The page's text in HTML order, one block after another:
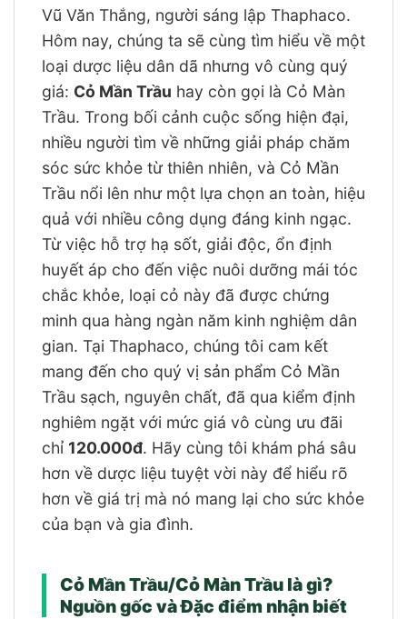
Vũ Văn Thắng, người sáng lập Thaphaco.
Hôm nay, chúng ta sẽ cùng tìm hiểu về một
loại dược liệu dân dã nhưng vô cùng quý
giá: Cỏ Mần Trầu hay còn gọi là Cỏ Màn
Trầu. Trong bối cảnh cuộc sống hiện đại,
nhiều người tìm về những giải pháp chăm
sóc sức khỏe từ thiên nhiên, và Cỏ Mần
Trầu nổi lên như một lựa chọn an toàn, hiệu
quả với nhiều công dụng đáng kinh ngạc.
Từ việc hỗ trợ hạ sốt, giải độc, ổn định
huyết áp cho đến việc nuôi dưỡng mái tóc
chắc khỏe, loại cỏ này đã được chứng
minh qua hàng ngàn năm kinh nghiệm dân
gian. Tại Thaphaco, chúng tôi cam kết
mang đến cho quý vị sản phẩm Cỏ Mần
Trầu sạch, nguyên chất, đã qua kiểm định
nghiêm ngặt với mức giá vô cùng ưu đãi
chỉ 120.000đ. Hãy cùng tôi khám phá sâu
hơn về dược liệu tuyệt vời này để hiểu rõ
hơn về giá trị mà nó mang lại cho sức khỏe
của bạn và gia đình.
Cỏ Mần Trầu/Cỏ Màn Trầu là gì?
Nguồn gốc và Đặc điểm nhận biết